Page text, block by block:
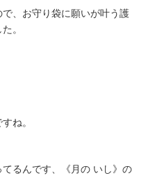
、お守り袋に願いが叶う護
。
ね。
るんです、《月の いし》の